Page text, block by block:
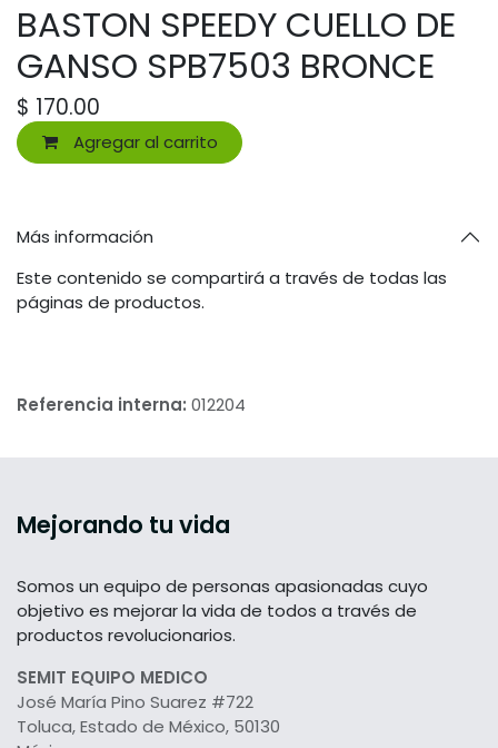
BASTON SPEEDY CUELLO DE
GANSO SPB7503 BRONCE
$ 170.00
Agregar al carrito
Más información
Este contenido se compartirá a través de todas las
páginas de productos.
Referencia interna: 012204
Mejorando tu vida
Somos un equipo de personas apasionadas cuyo
objetivo es mejorar la vida de todos a través de
productos revolucionarios.
SEMIT EQUIPO MEDICO
José María Pino Suarez #722
Toluca, Estado de México, 50130